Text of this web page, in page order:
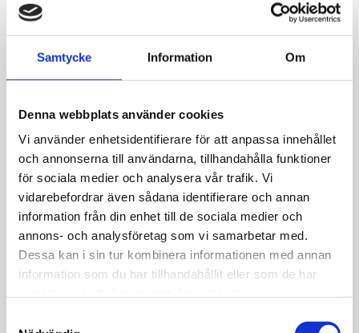
Samtycke Information Om
Denna webbplats använder cookies
Vi använder enhetsidentifierare för att anpassa innehållet
och annonserna till användarna, tillhandahålla funktioner
för sociala medier och analysera vår trafik. Vi
vidarebefordrar även sådana identifierare och annan
information från din enhet till de sociala medier och
annons- och analysföretag som vi samarbetar med.
Dessa kan i sin tur kombinera informationen med annan
information som du har tillhandahållit eller som de har
Mockberg
699kr 699
Mockberg